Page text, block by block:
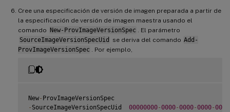
Cree una especificación de versión de imagen preparada a partir de
la especificación de versión de imagen maestra usando el
comando New-ProvImageVersionSpec
. El parámetro
SourceImageVersionSpecUid
se deriva del comando Add-
ProvImageVersionSpec
. Por ejemplo,
New-
- SourceImageVersionSpecUid 00000000-0000-0000-0000-